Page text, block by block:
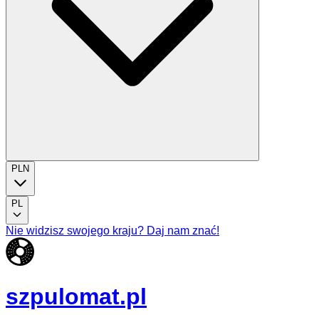
PLN
PL
Nie widzisz swojego kraju? Daj nam znać!
szpulomat.pl